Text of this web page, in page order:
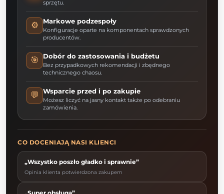
sprzętu.
⚙️ Markowe podzespoły
Konfiguracje oparte na komponentach sprawdzonych
producentów.
🎯 Dobór do zastosowania i budżetu
Bez przypadkowych rekomendacji i zbędnego
technicznego chaosu.
💬 Wsparcie przed i po zakupie
Możesz liczyć na jasny kontakt także po odebraniu
zamówienia.
CO DOCENIAJĄ NASI KLIENCI
„Wszystko poszło gładko i sprawnie”
Opinia klienta potwierdzona zakupem